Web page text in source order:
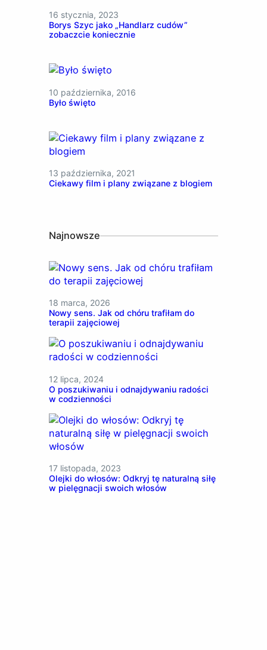
16 stycznia, 2023
Borys Szyc jako „Handlarz cudów”
zobaczcie koniecznie
10 października, 2016
Było święto
13 października, 2021
Ciekawy film i plany związane z blogiem
Najnowsze
18 marca, 2026
Nowy sens. Jak od chóru trafiłam do
terapii zajęciowej
12 lipca, 2024
O poszukiwaniu i odnajdywaniu radości
w codzienności
17 listopada, 2023
Olejki do włosów: Odkryj tę naturalną siłę
w pielęgnacji swoich włosów